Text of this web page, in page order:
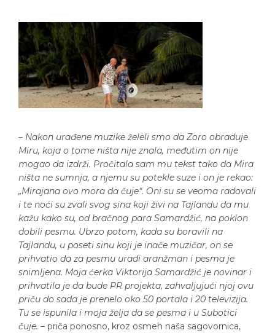
– Nakon urađene muzike želeli smo da Zoro obraduje
Miru, koja o tome ništa nije znala, međutim on nije
mogao da izdrži. Pročitala sam mu tekst tako da Mira
ništa ne sumnja, a njemu su potekle suze i on je rekao:
„Mirajana ovo mora da čuje“. Oni su se veoma radovali
i te noći su zvali svog sina koji živi na Tajlandu da mu
kažu kako su, od bračnog para Samardžić, na poklon
dobili pesmu. Ubrzo potom, kada su boravili na
Tajlandu, u poseti sinu koji je inače muzičar, on se
prihvatio da za pesmu uradi aranžman i pesma je
snimljena. Moja ćerka Viktorija Samardžić je novinar i
prihvatila je da bude PR projekta, zahvaljujući njoj ovu
priču do sada je prenelo oko 50 portala i 20 televizija.
Tu se ispunila i moja želja da se pesma i u Subotici
čuje. – priča ponosno, kroz osmeh naša sagovornica,